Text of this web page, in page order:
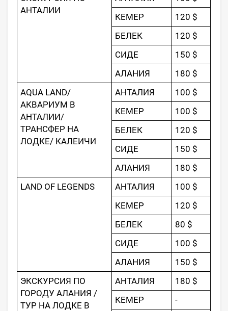
АНТАЛИИ
КЕМЕР
120 $
БЕЛЕК
120 $
СИДЕ
150 $
АЛАНИЯ
180 $
AQUA LAND/
АКВАРИУМ В
АНТАЛИИ/
ТРАНСФЕР НА
ЛОДКЕ/ КАЛЕИЧИ
АНТАЛИЯ
100 $
КЕМЕР
100 $
БЕЛЕК
120 $
СИДЕ
150 $
АЛАНИЯ
180 $
LAND OF LEGENDS
АНТАЛИЯ
100 $
КЕМЕР
120 $
БЕЛЕК
80 $
СИДЕ
100 $
АЛАНИЯ
150 $
ЭКСКУРСИЯ ПО
ГОРОДУ АЛАНИЯ /
ТУР НА ЛОДКЕ В
АНТАЛИЯ
180 $
КЕМЕР
-